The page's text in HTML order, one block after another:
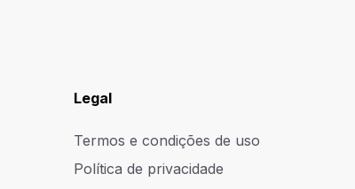
Legal
Termos e condições de uso
Política de privacidade